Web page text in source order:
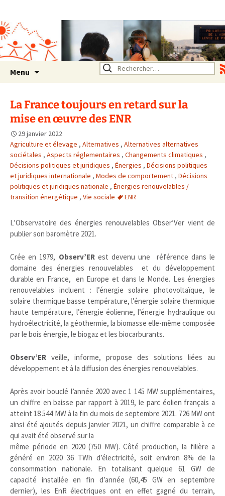
Rhône Alpes
Un environnement sain pour
la santé de tous
Menu Rechercher :
La France toujours en retard sur la
mise en œuvre des ENR
29 janvier 2022
Agriculture et élevage , Alternatives , Alternatives alternatives
sociétales , Aspects réglementaires , Changements climatiques ,
Décisions politiques et juridiques , Énergies , Décisions politiques
et juridiques internationale , Modes de comportement , Décisions
politiques et juridiques nationale , Énergies renouvelables /
transition énergétique , Vie sociale ENR
L’Observatoire des énergies renouvelables Obser’Ver vient de
publier son baromètre 2021.
Crée en 1979, Observ’ERest devenu une référence dans le
domaine des énergies renouvelables et du développement
durable en France, en Europe et dans le Monde. Les énergies
renouvelables incluent : l’énergie solaire photovoltaïque, le
solaire thermique basse température, l’énergie solaire thermique
haute température, l’énergie éolienne, l’énergie hydraulique ou
hydroélectricité, la géothermie, la biomasse elle-même composée
par le bois énergie, le biogaz et les biocarburants.
Observ’ER veille, informe, propose des solutions liées au
développement et à la diffusion des énergies renouvelables.
Après avoir bouclé l’année 2020 avec 1 145 MW supplémentaires,
un chiffre enbaisse par rapport à 2019, le parc éolien français a
atteint 18544 MW à la fin du mois de septembre 2021. 726 MW ont
ainsi été ajoutés depuis janvier 2021, un chiffre comparable à ce
qui avait été observé sur la
même période en 2020 (750 MW). Côté production, la filière a
généré en 2020 36 TWh d’électricité, soit environ 8% de la
consommation nationale. En totalisant quelque 61 GW de
capacité installée en fin d’année (60,45 GW en septembre
dernier), les EnR électriques ont en effet gagné du terrain,